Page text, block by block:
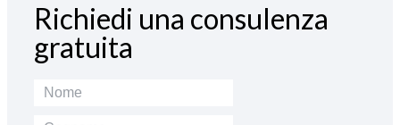
Richiedi una consulenza
gratuita